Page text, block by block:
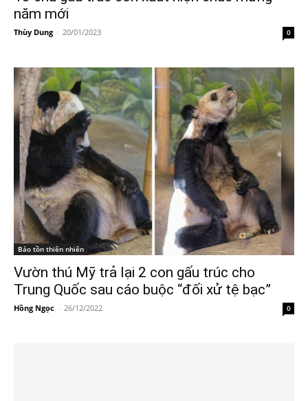
năm mới
Thùy Dung - 20/01/2023 0
Bảo tồn thiên nhiên
Vườn thú Mỹ trả lại 2 con gấu trúc cho
Trung Quốc sau cáo buộc “đối xử tệ bạc”
Hồng Ngọc - 26/12/2022 0